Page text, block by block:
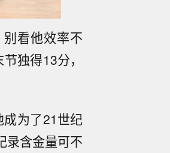
看他效率不
独得13分，
为了21世纪
录含金量可不